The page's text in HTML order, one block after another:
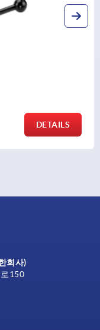
DETAILS
회사)
150